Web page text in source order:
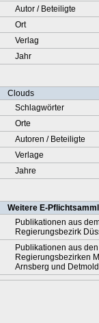
Autor / Beteiligte
Ort
Verlag
Jahr
Clouds
Schlagwörter
Orte
Autoren / Beteiligte
Verlage
Jahre
Weitere E-
Publikationen aus
Regierungsbezirk
Publikationen aus den
Regierungsbezirken
Arnsberg und Detmold